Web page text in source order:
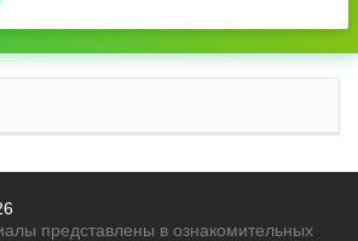
представлены в ознакомительных